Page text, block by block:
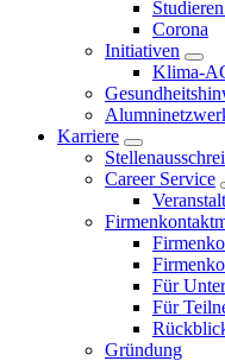
Corona
Initiativen
Klima-
Karriere
Career Service
Für
Für
Gründung